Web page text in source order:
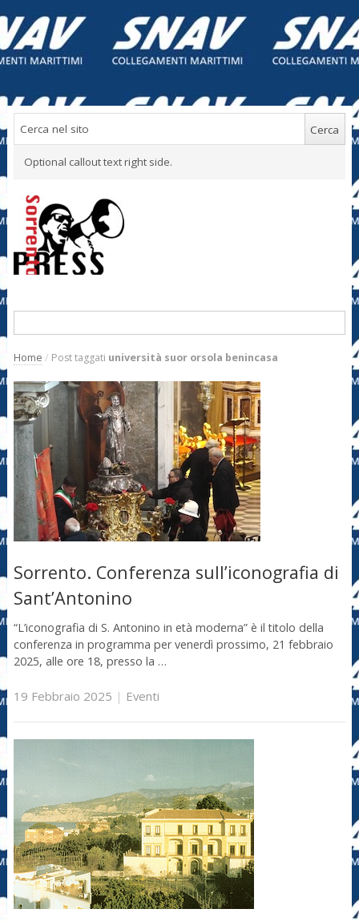
Optional callout text right side.
Home / Post taggati università suor orsola benincasa
Sorrento. Conferenza sull’iconografia di
Sant’Antonino
“L’iconografia di S. Antonino in età moderna” è il titolo della
conferenza in programma per venerdì prossimo, 21 febbraio
2025, alle ore 18, presso la …
19 Febbraio 2025 | Eventi